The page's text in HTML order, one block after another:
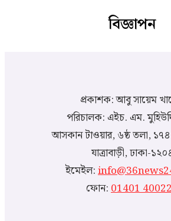
বিজ্ঞাপন
প্রকাশক: আবু সায়েম
পরিচালক: এইচ. এম.
আসকান টাওয়ার, ৬ষ্ঠ তলা,
যাত্রাবাড়ী, ঢাকা-
ইমেইল:
ফোন:01401